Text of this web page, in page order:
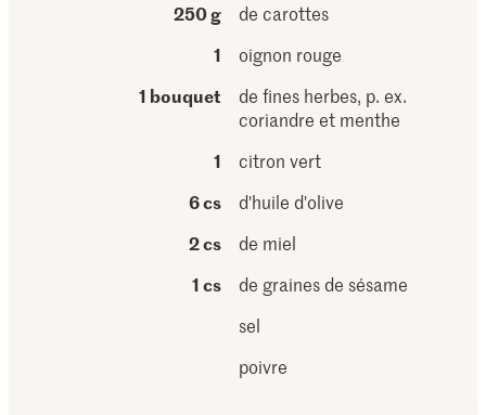
250 g
de carottes
1
oignon rouge
1 bouquet
de fines herbes, p. ex.
coriandre et menthe
1
citron vert
6 cs
d'huile d'olive
2 cs
de miel
1 cs
de graines de sésame
sel
poivre